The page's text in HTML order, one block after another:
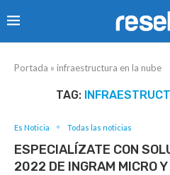
Portada » infraestructura en la nube
TAG:
Es Noticia Todas las noticias
ESPECIALÍZATE CON
2022 DE INGRAM MICRO